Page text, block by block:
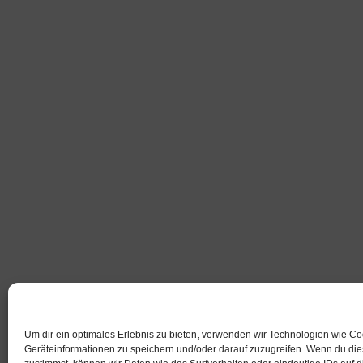
Um dir ein optimales Erlebnis zu bieten, verwenden wir Technologien wie
Geräteinformationen zu speichern und/oder darauf zuzugreifen. Wenn du